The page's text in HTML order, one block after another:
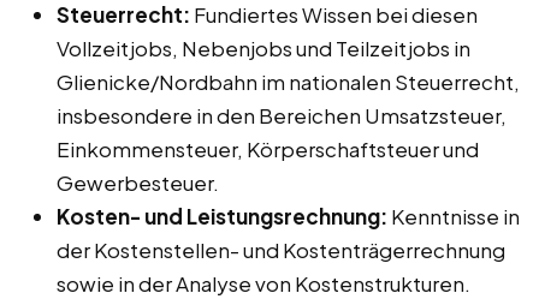
Steuerrecht: Fundiertes Wissen bei diesen
Vollzeitjobs, Nebenjobs und Teilzeitjobs in
Glienicke/Nordbahn im nationalen Steuerrecht,
insbesondere in den Bereichen Umsatzsteuer,
Einkommensteuer, Körperschaftsteuer und
Gewerbesteuer.
Kosten- und Leistungsrechnung: Kenntnisse in
der Kostenstellen- und Kostenträgerrechnung
sowie in der Analyse von Kostenstrukturen.